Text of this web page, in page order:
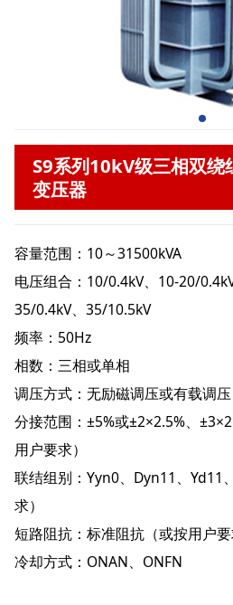
S9系列10kV级三相双绕
变压器
容量范围：10～31500kVA
电压组合：10/0.4kV、10-20/
35/0.4kV、35/10.5kV
频率：50Hz
相数：三相或单相
调压方式：无励磁调压或有载调压
分接范围：±5%或±2×2.5%、
用户要求）
联结组别：Yyn0、Dyn11、Yd11
求）
短路阻抗：标准阻抗（或按用户要
冷却方式：ONAN、ONFN